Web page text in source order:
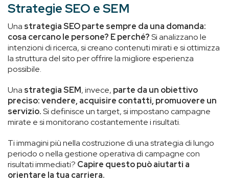
Strategie SEO e SEM
Una strategia SEO parte sempre da una domanda:
cosa cercano le persone? E perché?Si analizzano le
intenzioni di ricerca, si creano contenuti mirati e si ottimizza
la struttura del sito per offrire la migliore esperienza
possibile.
Una strategia SEM, invece, parte da un obiettivo
preciso: vendere, acquisire contatti, promuovere un
servizio.Si definisce un target, si impostano campagne
mirate e si monitorano costantemente i risultati.
Ti immagini più nella costruzione di una strategia di lungo
periodo o nella gestione operativa di campagne con
risultati immediati? Capire questo può aiutarti a
orientare la tua carriera.